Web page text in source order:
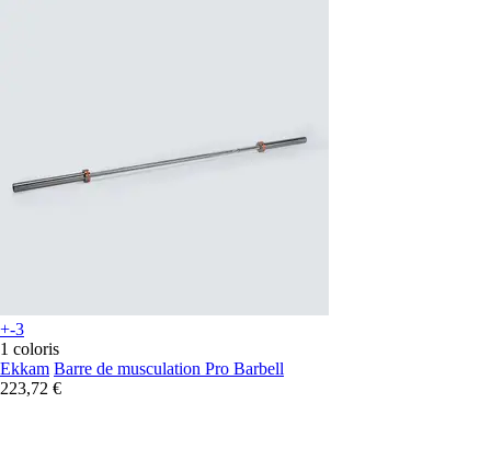
+-3
1 coloris
Ekkam Barre de musculation Pro Barbell
223,72 €